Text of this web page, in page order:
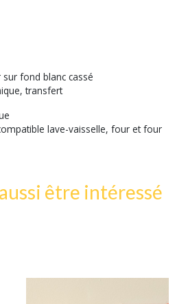
fond blanc cassé
transfert
lave-vaisselle, four et four
être intéressé